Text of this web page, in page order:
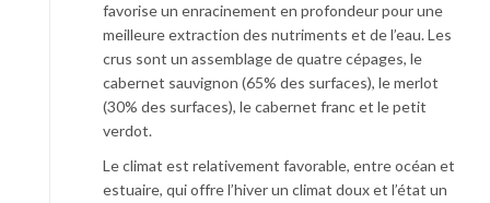
favorise un enracinement en profondeur pour une
meilleure extraction des nutriments et de l’eau. Les
crus sont un assemblage de quatre cépages, le
cabernet sauvignon (65% des surfaces), le merlot
(30% des surfaces), le cabernet franc et le petit
verdot.
Le climat est relativement favorable, entre océan et
estuaire, qui offre l’hiver un climat doux et l’état un